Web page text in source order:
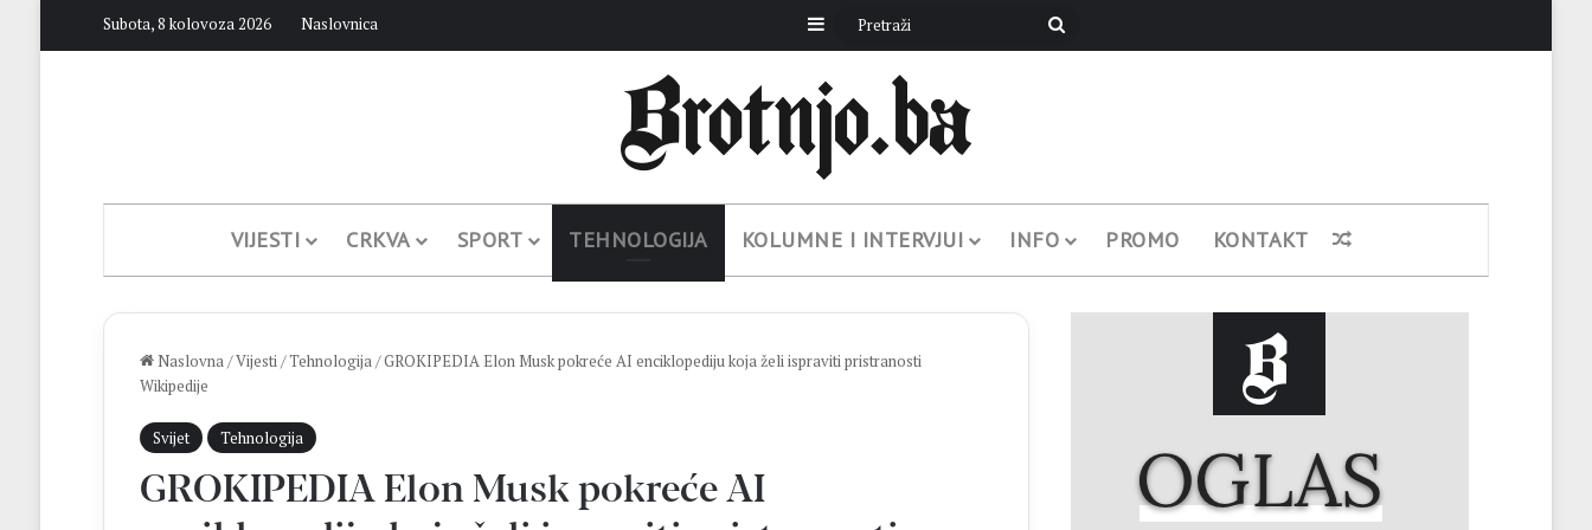
Subota, 8 kolovoza 2026 Naslovnica Sidebar Pretraži
VIJESTI CRKVA SPORT TEHNOLOGIJA KOLUMNE I INTERVJUI INFO PROMO KONTAKT Nasumični članak
Naslovna/Vijesti/Tehnologija/GROKIPEDIA Elon Musk pokreće AI enciklopediju koja želi ispraviti pristranosti
Wikipedije
Svijet Tehnologija
GROKIPEDIA Elon Musk pokreće AI